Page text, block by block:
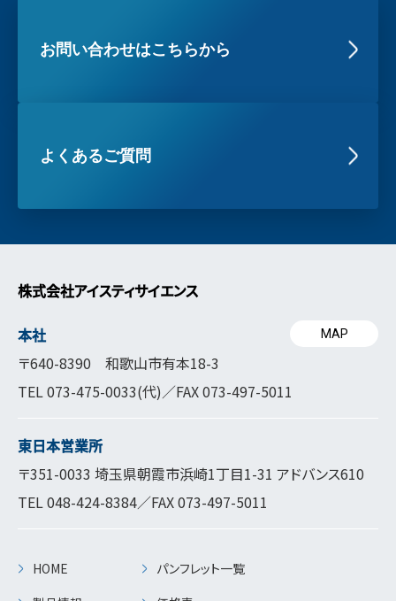
お問い合わせはこちらから
よくあるご質問
株式会社アイスティサイエンス
本社
〒640-8390 和歌山市有本18-3
TEL073-475-0033(代)／FAX 073-497-5011
MAP
東日本営業所
〒351-0033 埼玉県朝霞市浜崎1丁目1-31 アドバンス610
TEL048-424-8384／FAX 073-497-5011
HOME
パンフレット一覧